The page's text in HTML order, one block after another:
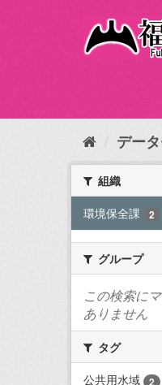
内
デー
組織
環境保全課
2
グループ
この検索に
ありません
タグ
公共用水域
2